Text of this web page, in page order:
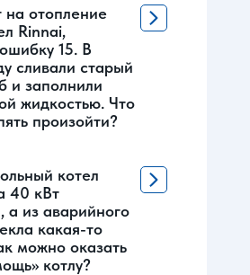
на отопление
Rinnai,
15. В
сливали старый
и заполнили
жидкостью. Что
произойти?
котел
40 кВт
а из аварийного
какая-то
можно оказать
котлу?